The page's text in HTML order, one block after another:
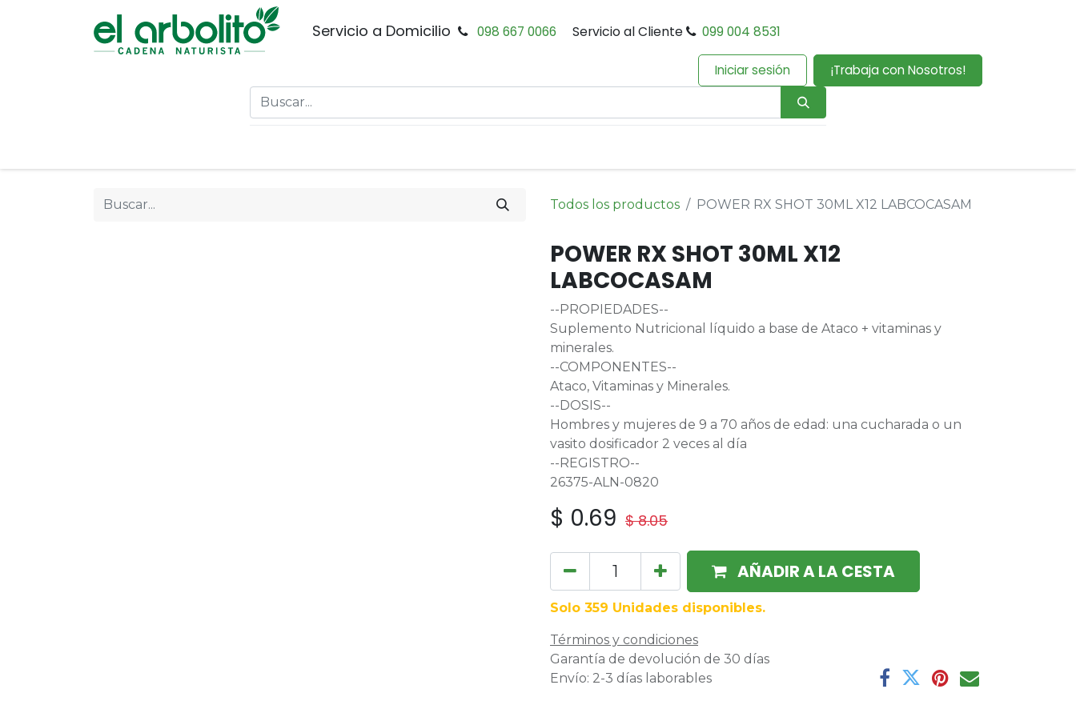
Servicio a Domicilio 098 667 0066 Servicio al Cliente 099 004 8531
Iniciar sesión ¡Trabaja con Nosotros!
Todos los productos POWER RX SHOT 30ML X12 LABCOCASAM
POWER RX SHOT 30ML X12
LABCOCASAM
--PROPIEDADES--
Suplemento Nutricional líquido a base de Ataco + vitaminas y
minerales.
--COMPONENTES--
Ataco, Vitaminas y Minerales.
--DOSIS--
Hombres y mujeres de 9 a 70 años de edad: una cucharada o un
vasito dosificador 2 veces al día
--REGISTRO--
26375-ALN-0820
$ 0.69 $8.05
AÑADIR A LA CESTA
Solo 359 Unidades disponibles.
Términos y condiciones
Garantía de devolución de 30 días
Envío: 2-3 días laborables